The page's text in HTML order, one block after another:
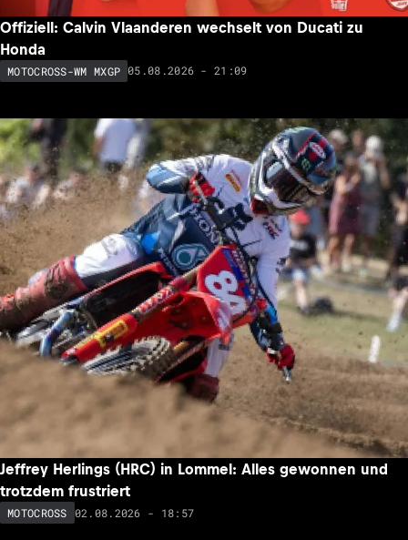
Offiziell: Calvin Vlaanderen wechselt von Ducati zu
Honda
MOTOCROSS-WM MXGP 05.08.2026 - 21:09
Jeffrey Herlings (HRC) in Lommel: Alles gewonnen und
trotzdem frustriert
MOTOCROSS 02.08.2026 - 18:57